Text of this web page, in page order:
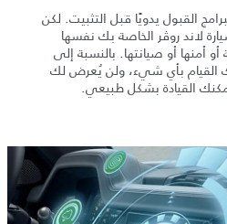
القبول يدويًا قبل التثبيت. لكن
لاند روڤر الخاصة بك نفسها
أمنها أو صيانتها. بالنسبة إلى
القيام بأي شيء، ولن يُعرض لك
القيادة بشكل طبيعي.